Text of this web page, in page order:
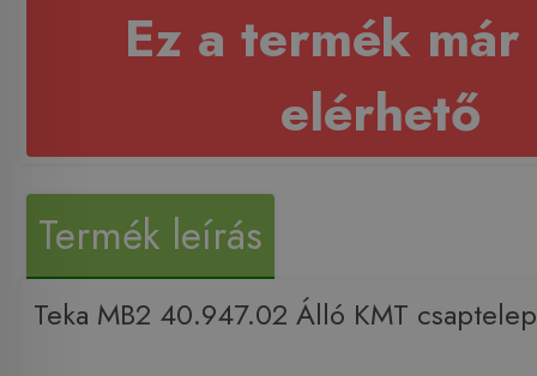
Ez a termék már
elérhető
Termék leírás
Teka MB2 40.947.02 Álló KMT